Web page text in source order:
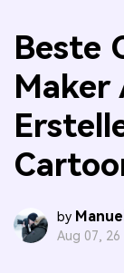
Beste
Maker
by
Aug 07, 26